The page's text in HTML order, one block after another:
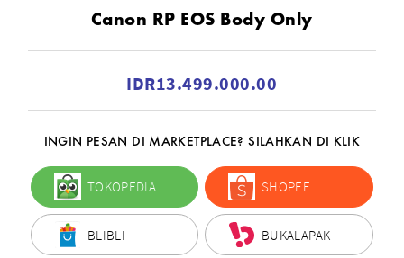
Canon RP EOS Body Only
IDR13.499.000.00
INGIN PESAN DI MARKETPLACE? SILAHKAN DI KLIK
TOKOPEDIA SHOPEE
BLIBLI BUKALAPAK